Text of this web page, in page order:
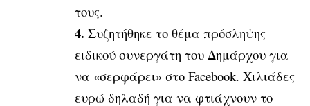
τους.
4. Συζητήθηκε το θέμα πρόσληψης
ειδικού συνεργάτη του Δημάρχου για
να «σερφάρει» στο Facebook. Χιλιάδες
ευρώ δηλαδή για να φτιάχνουν το